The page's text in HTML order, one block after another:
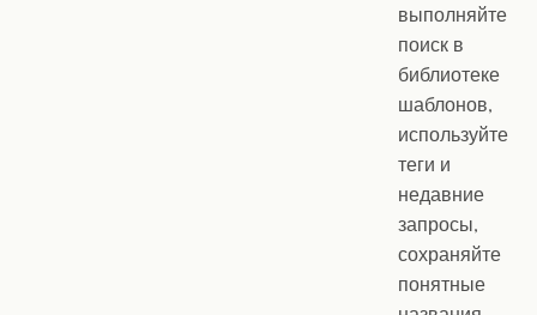
выполняйте
поиск в
библиотеке
шаблонов,
используйте
теги и
недавние
запросы,
сохраняйте
понятные